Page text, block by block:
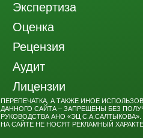
Экспертиза
Оценка
Рецензия
Аудит
Лицензии
ПЕРЕПЕЧАТКА, А ТАКЖЕ ИНОЕ
ДАННОГО САЙТА – ЗАПРЕЩЕНЫ БЕЗ
РУКОВОДСТВА АНО «ЭЦ
НА САЙТЕ НЕ НОСЯТ РЕКЛАМНЫЙ